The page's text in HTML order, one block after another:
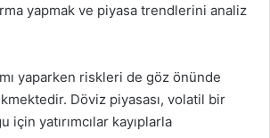
yapmak ve piyasa trendlerini analiz
yaparken riskleri de göz önünde
Döviz piyasası, volatil bir
için yatırımcılar kayıplarla